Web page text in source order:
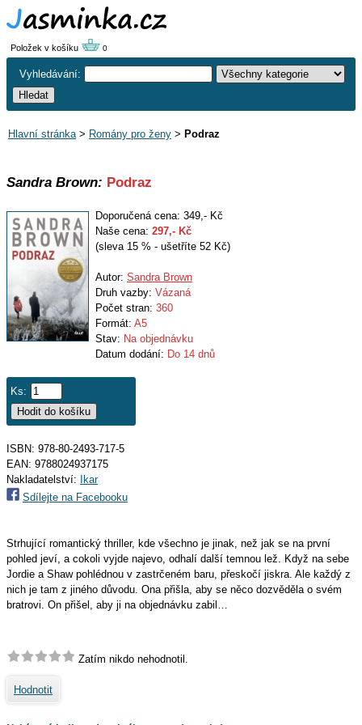
Položek v košíku 0
Vyhledávání:
Hlavní stránka> Romány pro ženy > Podraz
Sandra Brown: Podraz
Doporučená cena: 349,- Kč
Naše cena: 297,- Kč
(sleva 15 % - ušetříte 52 Kč)
Autor: Sandra Brown
Druh vazby: Vázaná
Počet stran: 360
Formát: A5
Stav: Na objednávku
Datum dodání: Do 14 dnů
Ks:
ISBN: 978-80-2493-717-5
EAN: 9788024937175
Nakladatelství:
Ikar
Sdílejte na Facebooku
Strhující romantický thriller, kde všechno je jinak, než jak se na první
pohled jeví, a cokoli vyjde najevo, odhalí další temnou lež. Když na sebe
Jordie a Shaw pohlédnou v zastrčeném baru, přeskočí jiskra. Ale každý z
nich je tam z jiného důvodu. Ona přišla, aby se něco dozvěděla o svém
bratrovi. On přišel, aby ji na objednávku zabil…
Zatím nikdo nehodnotil.
Hodnotit